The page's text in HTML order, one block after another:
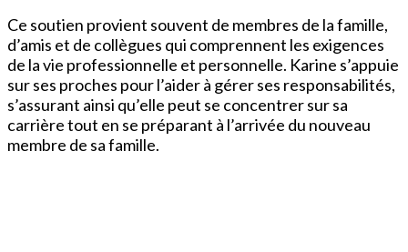
Ce soutien provient souvent de membres de la famille,
d’amis et de collègues qui comprennent les exigences
de la vie professionnelle et personnelle. Karine s’appuie
sur ses proches pour l’aider à gérer ses responsabilités,
s’assurant ainsi qu’elle peut se concentrer sur sa
carrière tout en se préparant à l’arrivée du nouveau
membre de sa famille.